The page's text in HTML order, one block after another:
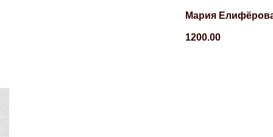
Мария
1200.00